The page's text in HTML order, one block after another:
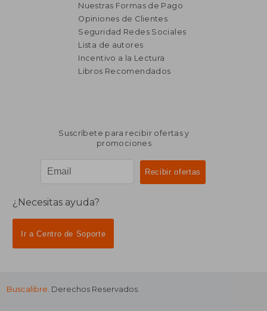
₡ 56.356
Nuestras Formas de Pago
Opiniones de Clientes
Seguridad Redes Sociales
Lista de autores
Incentivo a la Lectura
Libros Recomendados
Suscríbete para recibir ofertas y
promociones
¿Necesitas ayuda?
Ir a Centro de Soporte
Buscalibre. Derechos Reservados.